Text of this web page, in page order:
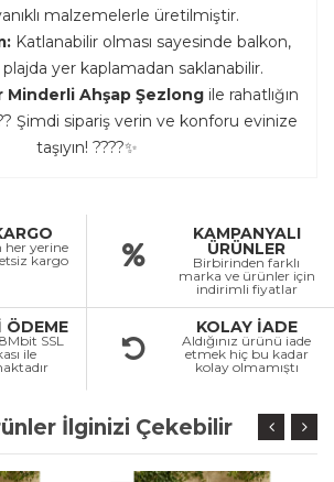
malzemelerle üretilmiştir.
Katlanabilir olması sayesinde balkon,
yer kaplamadan saklanabilir.
Minderli Ahşap Şezlong ile rahatlığın
Şimdi sipariş verin ve konforu evinize
taşıyın! ????✨
her yerine
kargo
KAMPANYALI
ÜRÜNLER
Birbirinden farklı
marka ve ürünler için
indirimli fiyatlar
ÖDEME
SSL
ile
KOLAY İADE
Aldığınız ürünü iade
etmek hiç bu kadar
kolay olmamıştı
İlginizi Çekebilir